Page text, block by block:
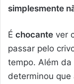
simplesmente
É chocante ver
passar pelo
tempo. Além da
determinou que